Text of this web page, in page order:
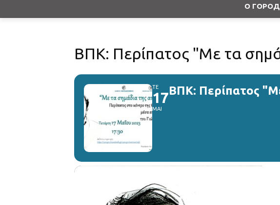
О
ΒΠΚ: Περίπατος "Με τα
ΤΕ
17
ΜΑΙ
ΒΠΚ: Περίπατος